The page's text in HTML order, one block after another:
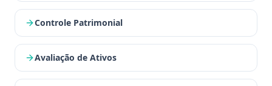
Controle Patrimonial
Avaliação de Ativos